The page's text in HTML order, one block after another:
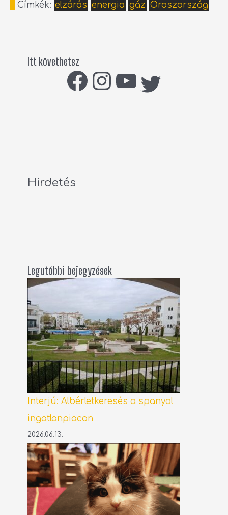
Címkék: elzárás energia gáz Oroszország
Itt követhetsz
Hirdetés
Legutóbbi bejegyzések
Interjú: Albérletkeresés a spanyol
ingatlanpiacon
2026.06.13.